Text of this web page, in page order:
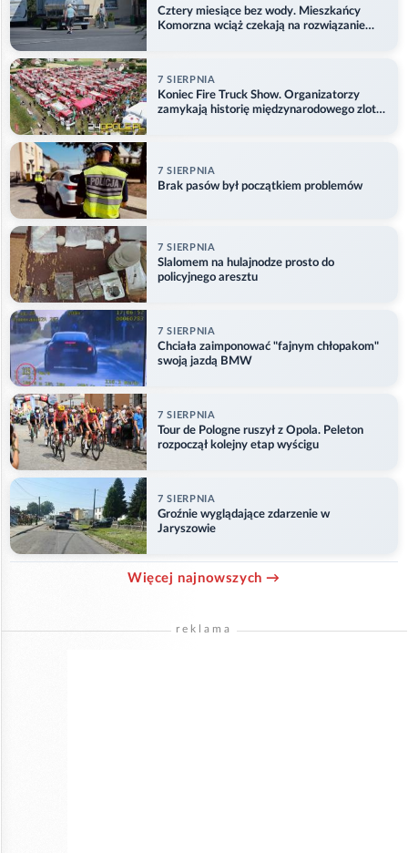
Cztery miesiące bez wody. Mieszkańcy
Komorzna wciąż czekają na rozwiązanie
7 SIERPNIA
Koniec Fire Truck Show. Organizatorzy
zamykają historię międzynarodowego zlotu
7 SIERPNIA
Brak pasów był początkiem problemów
7 SIERPNIA
Slalomem na hulajnodze prosto do
policyjnego aresztu
7 SIERPNIA
Chciała zaimponować "fajnym chłopakom"
swoją jazdą BMW
7 SIERPNIA
Tour de Pologne ruszył z Opola. Peleton
rozpoczął kolejny etap wyścigu
7 SIERPNIA
Groźnie wyglądające zdarzenie w
Jaryszowie
Więcej najnowszych →
reklama